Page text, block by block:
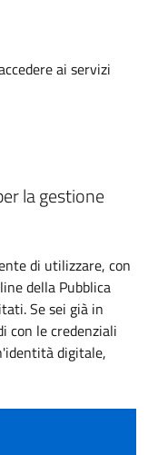
ai servizi
la gestione
di utilizzare, con
della Pubblica
Se sei già in
con le credenziali
digitale,